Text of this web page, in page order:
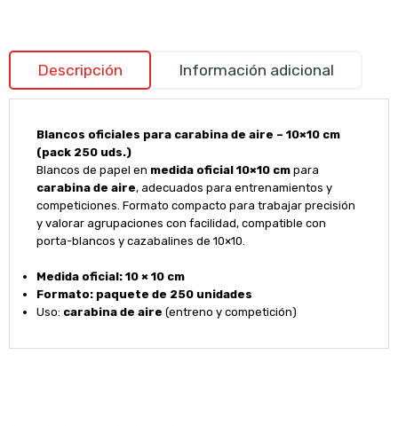
Descripción Información adicional
Blancos oficiales para carabina de aire – 10×10 cm
(pack 250 uds.)
Blancos de papel en medida oficial 10×10 cmpara
carabina de aire, adecuados para entrenamientos y
competiciones. Formato compacto para trabajar precisión
y valorar agrupaciones con facilidad, compatible con
porta-blancos y cazabalines de 10×10.
Medida oficial: 10 × 10 cm
Formato: paquete de 250 unidades
Uso: carabina de aire (entreno y competición)